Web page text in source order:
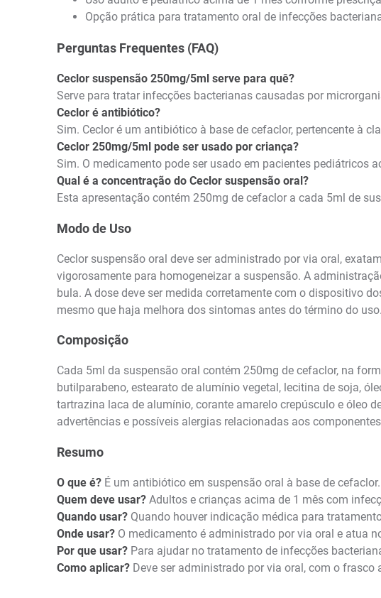
Opção prática para tratamento oral de infecções
Perguntas Frequentes (FAQ)
Ceclor suspensão 250mg/5ml serve para quê?
Serve para tratar infecções bacterianas causadas por
Ceclor é antibiótico?
Sim. Ceclor é um antibiótico à base de cefaclor, pertencente à
Ceclor 250mg/5ml pode ser usado por criança?
Sim. O medicamento pode ser usado em pacientes pediátricos
Qual é a concentração do Ceclor suspensão oral?
Esta apresentação contém 250mg de cefaclor a cada 5ml de
Modo de Uso
Ceclor suspensão oral deve ser administrado por via oral,
vigorosamente para homogeneizar a suspensão. A
bula. A dose deve ser medida corretamente com o dispositivo
mesmo que haja melhora dos sintomas antes do término do uso.
Composição
Cada 5ml da suspensão oral contém 250mg de cefaclor, na
butilparabeno, estearato de alumínio vegetal, lecitina de soja,
tartrazina laca de alumínio, corante amarelo crepúsculo e óleo
advertências e possíveis alergias relacionadas aos
Resumo
O que é? É um antibiótico em suspensão oral à base de cefaclor.
Quem deve usar? Adultos e crianças acima de 1 mês com
Quando usar? Quando houver indicação médica para
Onde usar? O medicamento é administrado por via oral e atua
Por que usar? Para ajudar no tratamento de infecções
Como aplicar? Deve ser administrado por via oral, com o